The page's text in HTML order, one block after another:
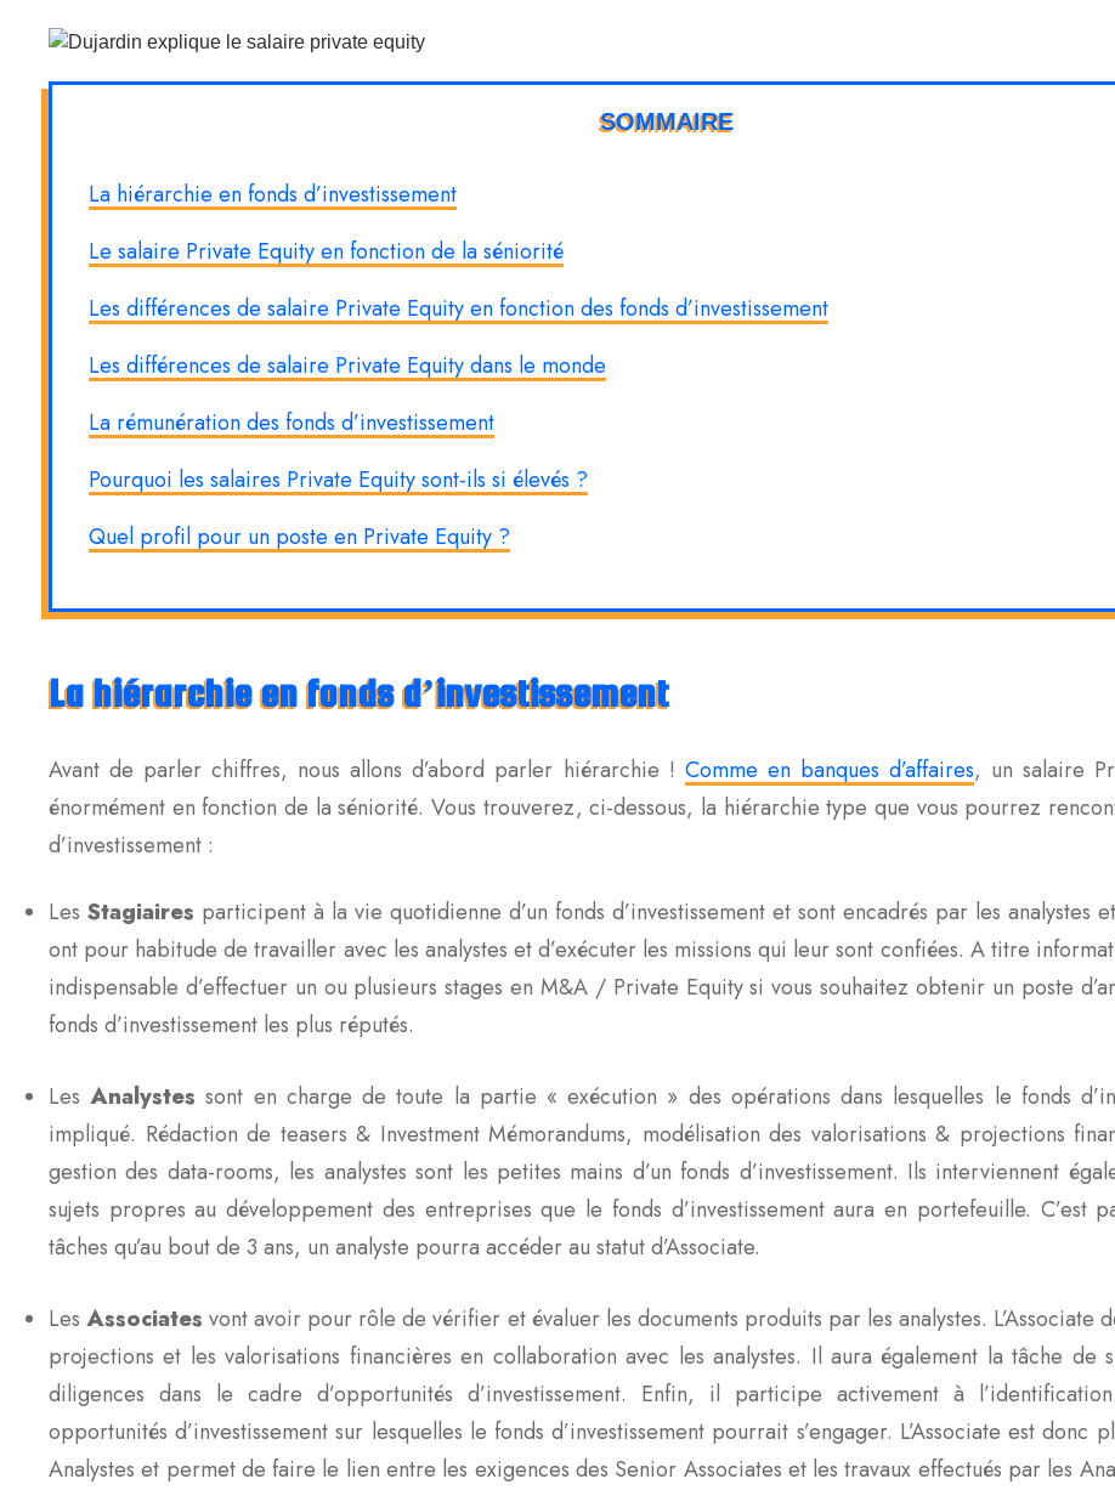
SOMMAIRE
La hiérarchie en fonds d’investissement
Le salaire Private Equity en fonction de la séniorité
Les différences de salaire Private Equity en fonction des fonds d’investissement
Les différences de salaire Private Equity dans le monde
La rémunération des fonds d’investissement
Pourquoi les salaires Private Equity sont-ils si élevés ?
Quel profil pour un poste en Private Equity ?
La hiérarchie en fonds d’investissement
Avant de parler chiffres, nous allons d’abord parler hiérarchie ! Comme en banques d’affaires, un salaire
énormément en fonction de la séniorité. Vous trouverez, ci-dessous, la hiérarchie type que vous pourrez
d’investissement :
LesStagiaires participent à la vie quotidienne d’un fonds d’investissement et sont encadrés par les analystes
ont pour habitude de travailler avec les analystes et d’exécuter les missions qui leur sont confiées. A titre
indispensable d’effectuer un ou plusieurs stages en M&A / Private Equity si vous souhaitez obtenir un poste
fonds d’investissement les plus réputés.
LesAnalystes sont en charge de toute la partie « exécution » des opérations dans lesquelles le fonds
impliqué. Rédaction de teasers & Investment Mémorandums, modélisation des valorisations & projections
gestion des data-rooms, les analystes sont les petites mains d’un fonds d’investissement. Ils interviennent
sujets propres au développement des entreprises que le fonds d’investissement aura en portefeuille. C’est
tâches qu’au bout de 3 ans, un analyste pourra accéder au statut d’Associate.
LesAssociates vont avoir pour rôle de vérifier et évaluer les documents produits par les analystes. L’Associate
projections et les valorisations financières en collaboration avec les analystes. Il aura également la tâche de
diligences dans le cadre d’opportunités d’investissement. Enfin, il participe activement à
opportunités d’investissement sur lesquelles le fonds d’investissement pourrait s’engager. L’Associate est donc
Analystes et permet de faire le lien entre les exigences des Senior Associates et les travaux effectués par les